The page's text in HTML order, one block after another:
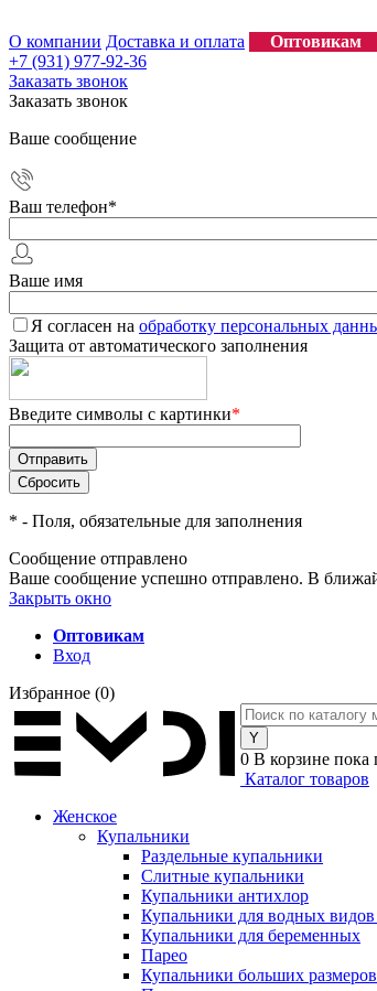
О компании Доставка и оплата Оптовикам
+7 (931) 977-92-36
Заказать звонок
Заказать звонок
Ваше сообщение
Ваш телефон*
Ваше имя
Я согласен на обработку персональных
Защита от автоматического заполнения
Введите символы с картинки*
* - Поля, обязательные для заполнения
Сообщение отправлено
Ваше сообщение успешно отправлено. В
Закрыть окно
Оптовикам
Вход
Избранное (0)
0 В корзине пока
Каталог товаров
Женское
Купальники
Раздельные купальники
Слитные купальники
Купальники антихлор
Купальники для водных видов
Купальники для беременных
Парео
Купальники больших размеров